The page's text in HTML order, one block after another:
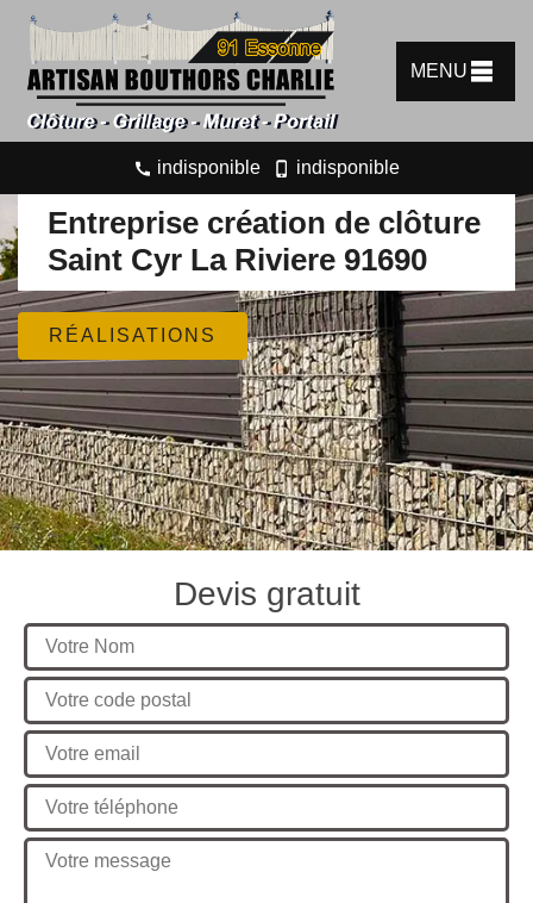
MENU
indisponible indisponible
Entreprise création de clôture
Saint Cyr La Riviere 91690
RÉALISATIONS
Devis gratuit